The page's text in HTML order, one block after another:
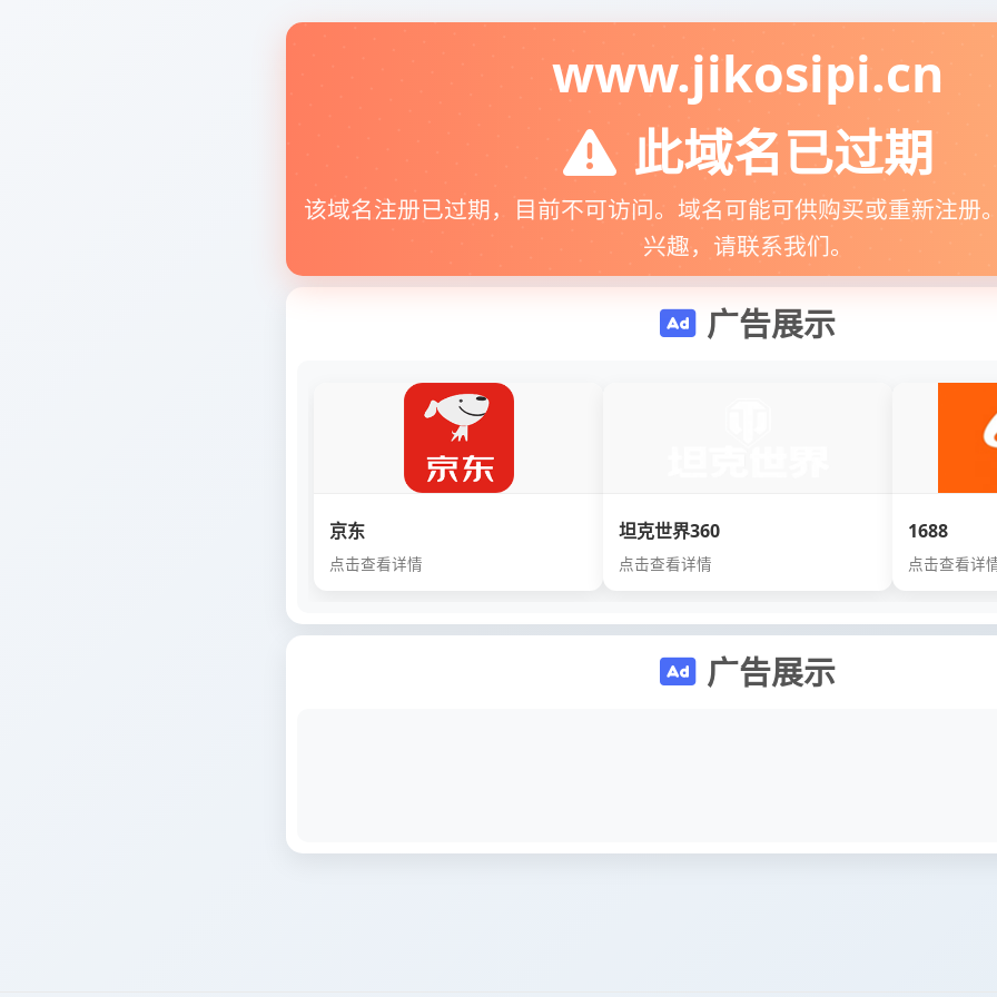
www.jikosipi.cn
此域名已过期
该域名注册已过期，目前不可访问。域名可能可供购买或重新注册
兴趣，请联系我们。
广告展示
京东
点击查看详情
坦克世界360
点击查看详情
1688
点击查看详
广告展示